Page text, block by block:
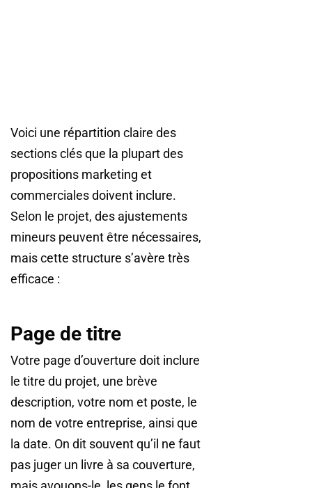
Voici une répartition claire des
sections clés que la plupart des
propositions marketing et
commerciales doivent inclure.
Selon le projet, des ajustements
mineurs peuvent être nécessaires,
mais cette structure s’avère très
efficace :
Page de titre
Votre page d’ouverture doit inclure
le titre du projet, une brève
description, votre nom et poste, le
nom de votre entreprise, ainsi que
la date. On dit souvent qu’il ne faut
pas juger un livre à sa couverture,